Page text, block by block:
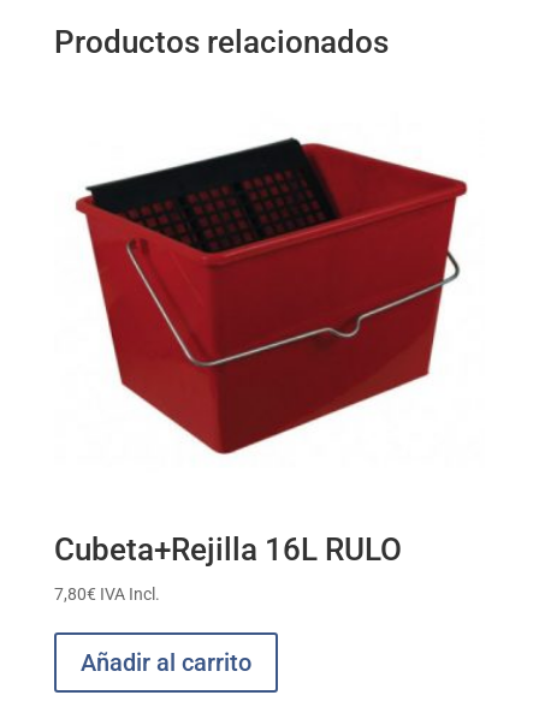
Productos relacionados
Cubeta+Rejilla 16L RULO
7,80€ IVA Incl.
Añadir al carrito